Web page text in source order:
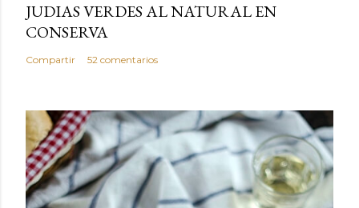
JUDIAS VERDES AL NATURAL EN
CONSERVA
Compartir 52 comentarios